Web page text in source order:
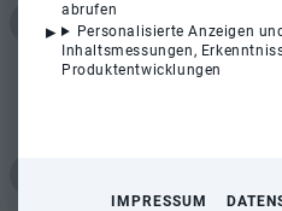
abrufen
Personalisierte Anzeigen
Inhaltsmessungen,
Produktentwicklungen
IMPRESSUM